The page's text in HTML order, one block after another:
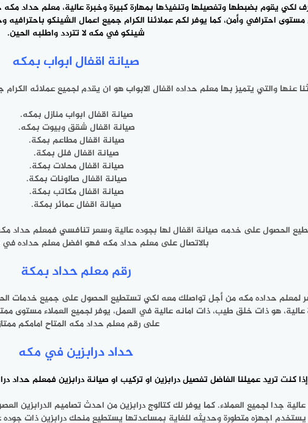
شينكو في مكه لا تتردد ‎واطلبه الحين.
صيانة اقفال ابواب بمكه
صيانة اقفال ابواب منازل بمكه.
صيانة اقفال شقق ‎وبيوت بمكه.
صيانة اقفال مطاعم بمكة.
صيانة اقفال فلل بمكة.
صيانة اقفال محلات بمكة.
صيانة اقفال صالونات بمكة.
صيانة اقفال مكاتب بمكة.
صيانة اقفال عمائر بمكة.
بالاتصال على معلم حداد مكه فهو افضل معلم حداده في ‎مكه نرشحه لك.
رقم معلم حداد بمكة
على رقم معلم حداد مكه المتاح امامكم
حداد درابزين في ‎مكه
إذا كنت تريد عميلنا الفاضل تفصيل درابزين او تركيب او صيانة ‎درابزين فمعلم حداد
يستخدم اجهزه متطورة وحديثه للغاية ‎بمساعدتها يستطيع منحك درابزين ذات جوده عالية وشكل انيق وعملي ‎للغاية متين جدا.